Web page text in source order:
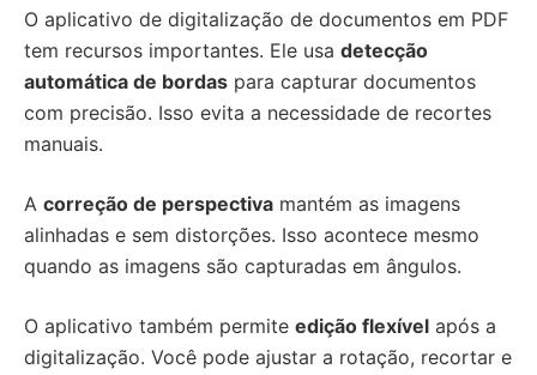
O aplicativo de digitalização de documentos em PDF
tem recursos importantes. Ele usa detecção
automática de bordas para capturar documentos
com precisão. Isso evita a necessidade de recortes
manuais.
A correção de perspectiva mantém as imagens
alinhadas e sem distorções. Isso acontece mesmo
quando as imagens são capturadas em ângulos.
O aplicativo também permite edição flexível após a
digitalização. Você pode ajustar a rotação, recortar e